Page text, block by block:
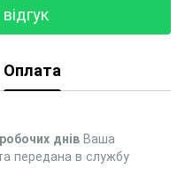
Оплата
днів Ваша
передана в службу